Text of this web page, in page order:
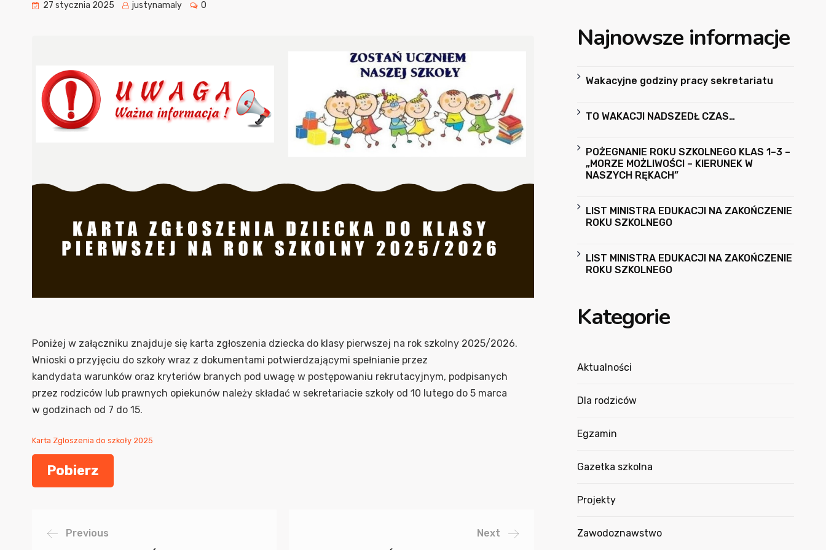
27 stycznia 2025 justynamaly 0
Poniżej w załączniku znajduje się karta zgłoszenia dziecka do klasy pierwszej na rok szkolny 2025/2026.
Wnioski o przyjęciu do szkoły wraz z dokumentami potwierdzającymi spełnianie przez
kandydata warunków oraz kryteriów branych pod uwagę w postępowaniu rekrutacyjnym, podpisanych
przez rodziców lub prawnych opiekunów należy składać w sekretariacie szkoły od 10 lutego do 5 marca
w godzinach od 7 do 15.
Karta Zgloszenia do szkoły 2025
Pobierz
Previous
Next
Najnowsze informacje
Wakacyjne godziny pracy sekretariatu
TO WAKACJI NADSZEDŁ CZAS…
POŻEGNANIE ROKU SZKOLNEGO KLAS 1–3 –
„MORZE MOŻLIWOŚCI – KIERUNEK W
NASZYCH RĘKACH”
LIST MINISTRA EDUKACJI NA ZAKOŃCZENIE
ROKU SZKOLNEGO
LIST MINISTRA EDUKACJI NA ZAKOŃCZENIE
ROKU SZKOLNEGO
Kategorie
Aktualności
Dla rodziców
Egzamin
Gazetka szkolna
Projekty
Zawodoznawstwo